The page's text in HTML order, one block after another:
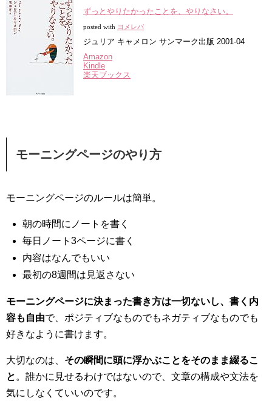
ずっとやりたかったことを、やりなさい。
posted with ヨメレバ
ジュリア キャメロン サンマーク出版 2001-04
Amazon
Kindle
楽天ブックス
モーニングページのやり方
モーニングページのルールは簡単。
朝の時間にノートを書く
毎日ノート3ページに書く
内容はなんでもいい
最初の8週間は見返さない
モーニングページに決まった書き方は一切ないし、書く内
容も自由で、ポジティブなものでもネガティブなものでも
好きなように書けます。
大切なのは、 その瞬間に頭に浮かぶことをそのまま綴るこ
と。誰かに見せるわけではないので、文章の構成や文法を
気にしなくていいのです。